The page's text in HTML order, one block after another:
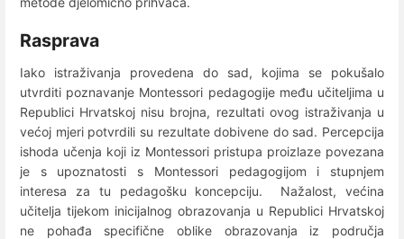
Rasprava
Iako istraživanja provedena do sad, kojima se pokušalo
utvrditi poznavanje Montessori pedagogije među učiteljima u
Republici Hrvatskoj nisu brojna, rezultati ovog istraživanja u
većoj mjeri potvrdili su rezultate dobivene do sad. Percepcija
ishoda učenja koji iz Montessori pristupa proizlaze povezana
je s upoznatosti s Montessori pedagogijom i stupnjem
interesa za tu pedagošku koncepciju. Nažalost, većina
učitelja tijekom inicijalnog obrazovanja u Republici Hrvatskoj
ne pohađa specifične oblike obrazovanja iz područja